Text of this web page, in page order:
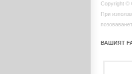
Copyright ©
При
ВАШИЯТ